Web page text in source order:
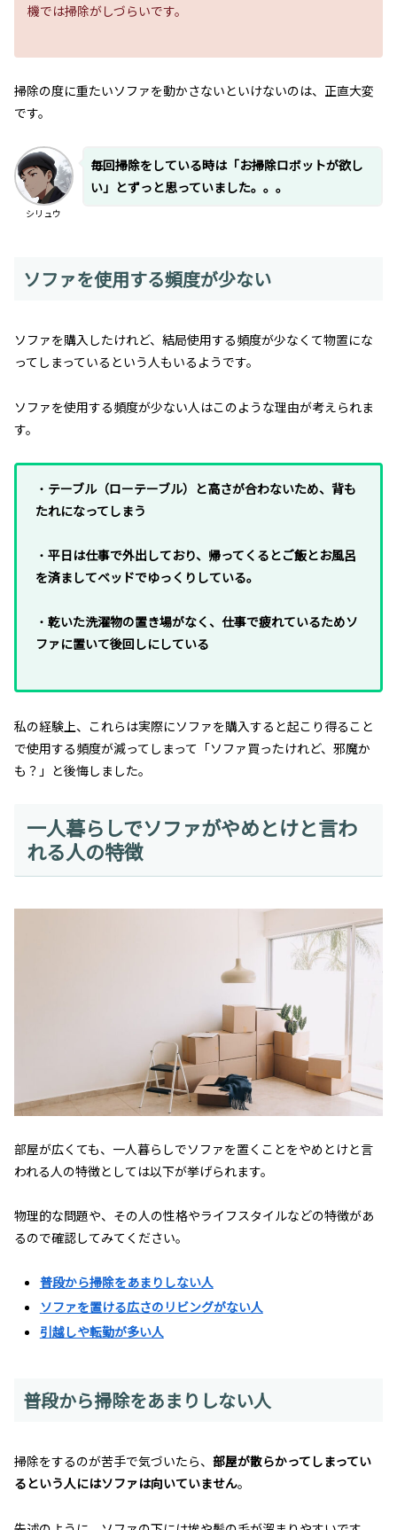
機では掃除がしづらいです。
掃除の度に重たいソファを動かさないといけないのは、正直大変
です。
シリュウ
毎回掃除をしている時は「お掃除ロボットが欲し
い」とずっと思っていました。。。
ソファを使用する頻度が少ない
ソファを購入したけれど、結局使用する頻度が少なくて物置にな
ってしまっているという人もいるようです。
ソファを使用する頻度が少ない人はこのような理由が考えられま
す。
・ テーブル（ローテーブル）と高さが合わないため、背も
たれになってしまう
・ 平日は仕事で外出しており、帰ってくるとご飯とお風呂
を済ましてベッドでゆっくりしている。
・ 乾いた洗濯物の置き場がなく、仕事で疲れているためソ
ファに置いて後回しにしている
私の経験上、これらは実際にソファを購入すると起こり得ること
で使用する頻度が減ってしまって「ソファ買ったけれど、邪魔か
も？」と後悔しました。
一人暮らしでソファがやめとけと言わ
れる人の特徴
部屋が広くても、一人暮らしでソファを置くことをやめとけと言
われる人の特徴としては以下が挙げられます。
物理的な問題や、その人の性格やライフスタイルなどの特徴があ
るので確認してみてください。
普段から掃除をあまりしない人
ソファを置ける広さのリビングがない人
引越しや転勤が多い人
普段から掃除をあまりしない人
掃除をするのが苦手で気づいたら、 部屋が散らかってしまってい
るという人にはソファは向いていません。